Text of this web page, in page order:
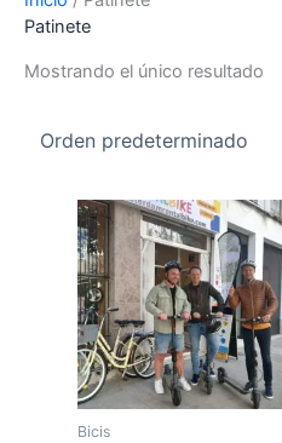
Patinete
Mostrando el único resultado
Bicis